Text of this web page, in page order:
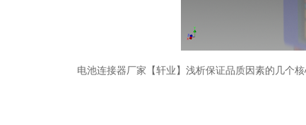
电池连接器厂家【轩业】浅析保证品质因素的几个核